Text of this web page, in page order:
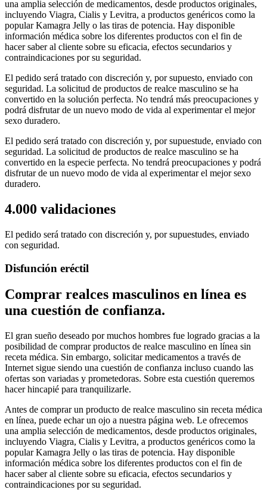
una amplia selección de medicamentos, desde productos originales,
incluyendo Viagra, Cialis y Levitra, a productos genéricos como la
popular Kamagra Jelly o las tiras de potencia. Hay disponible
información médica sobre los diferentes productos con el fin de
hacer saber al cliente sobre su eficacia, efectos secundarios y
contraindicaciones por su seguridad.
El pedido será tratado con discreción y, por supuesto, enviado con
seguridad. La solicitud de productos de realce masculino se ha
convertido en la solución perfecta. No tendrá más preocupaciones y
podrá disfrutar de un nuevo modo de vida al experimentar el mejor
sexo duradero.
El pedido será tratado con discreción y, por supuestude, enviado con
seguridad. La solicitud de productos de realce masculino se ha
convertido en la especie perfecta. No tendrá preocupaciones y podrá
disfrutar de un nuevo modo de vida al experimentar el mejor sexo
duradero.
4.000 validaciones
El pedido será tratado con discreción y, por supuestudes, enviado
con seguridad.
Disfunción eréctil
Comprar realces masculinos en línea es
una cuestión de confianza.
El gran sueño deseado por muchos hombres fue logrado gracias a la
posibilidad de comprar productos de realce masculino en línea sin
receta médica. Sin embargo, solicitar medicamentos a través de
Internet sigue siendo una cuestión de confianza incluso cuando las
ofertas son variadas y prometedoras. Sobre esta cuestión queremos
hacer hincapié para tranquilizarle.
Antes de comprar un producto de realce masculino sin receta médica
en línea, puede echar un ojo a nuestra página web. Le ofrecemos
una amplia selección de medicamentos, desde productos originales,
incluyendo Viagra, Cialis y Levitra, a productos genéricos como la
popular Kamagra Jelly o las tiras de potencia. Hay disponible
información médica sobre los diferentes productos con el fin de
hacer saber al cliente sobre su eficacia, efectos secundarios y
contraindicaciones por su seguridad.